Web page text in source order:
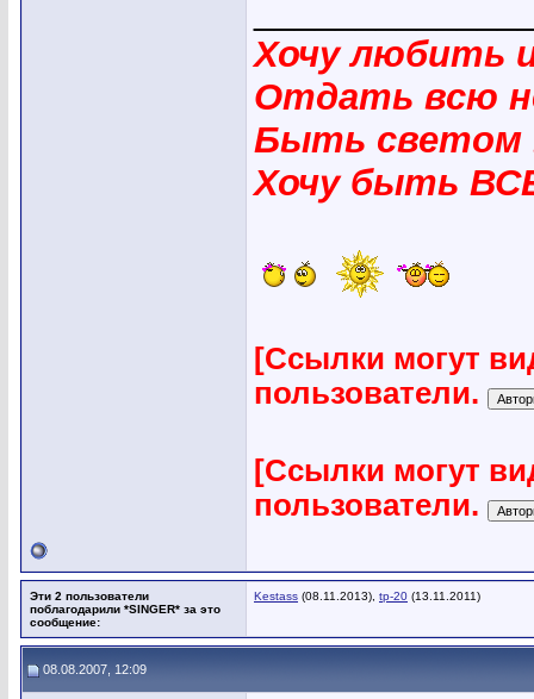
Хочу любить
Отдать всю
Быть светом
Хочу быть
[Ссылки могут
пользователи.
[Ссылки могут
пользователи.
Эти 2 пользователи
поблагодарили *SINGER* за это
сообщение:
Kestass (08.11.2013), tp-20 (13.11.2011)
08.08.2007, 12:09